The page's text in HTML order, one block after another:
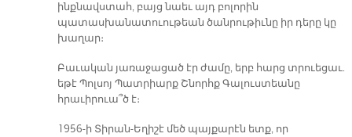
ինքնավստահ, բայց նաեւ այդ բոլորին
պատասխանատուութեան ծանրութիւնը իր դերը կը
խաղար։
Բաւական յառաջացած էր ժամը, երբ հարց տրուեցաւ.
եթէ Պոլսոյ Պատրիարք Շնորհք Գալուստեանը
հրաւիրուա՞ծ է։
1956-ի Տիրան-Եղիշէ մեծ պայքարէն ետք, որ